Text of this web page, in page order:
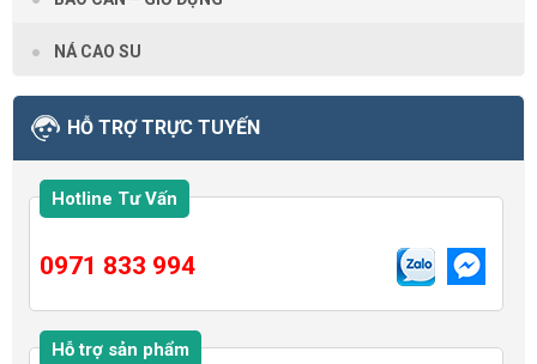
NÁ CAO SU
HỖ TRỢ TRỰC TUYẾN
Hotline Tư Vấn
0971 833 994
Hỗ trợ sản phẩm